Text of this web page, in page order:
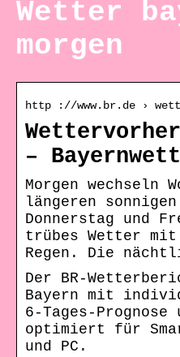
Wetter
morgen
http ://www.br.de ›
–
Morgen wechseln
längeren
Donnerstag und
trübes Wetter mit
Regen. Die
Der BR-
Bayern mit
6-Tages-
optimiert für
und PC.